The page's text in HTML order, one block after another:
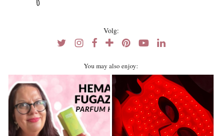
Volg:
You may also enjoy: